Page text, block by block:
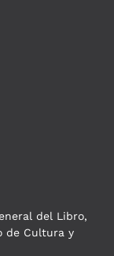
del Libro,
de Cultura y